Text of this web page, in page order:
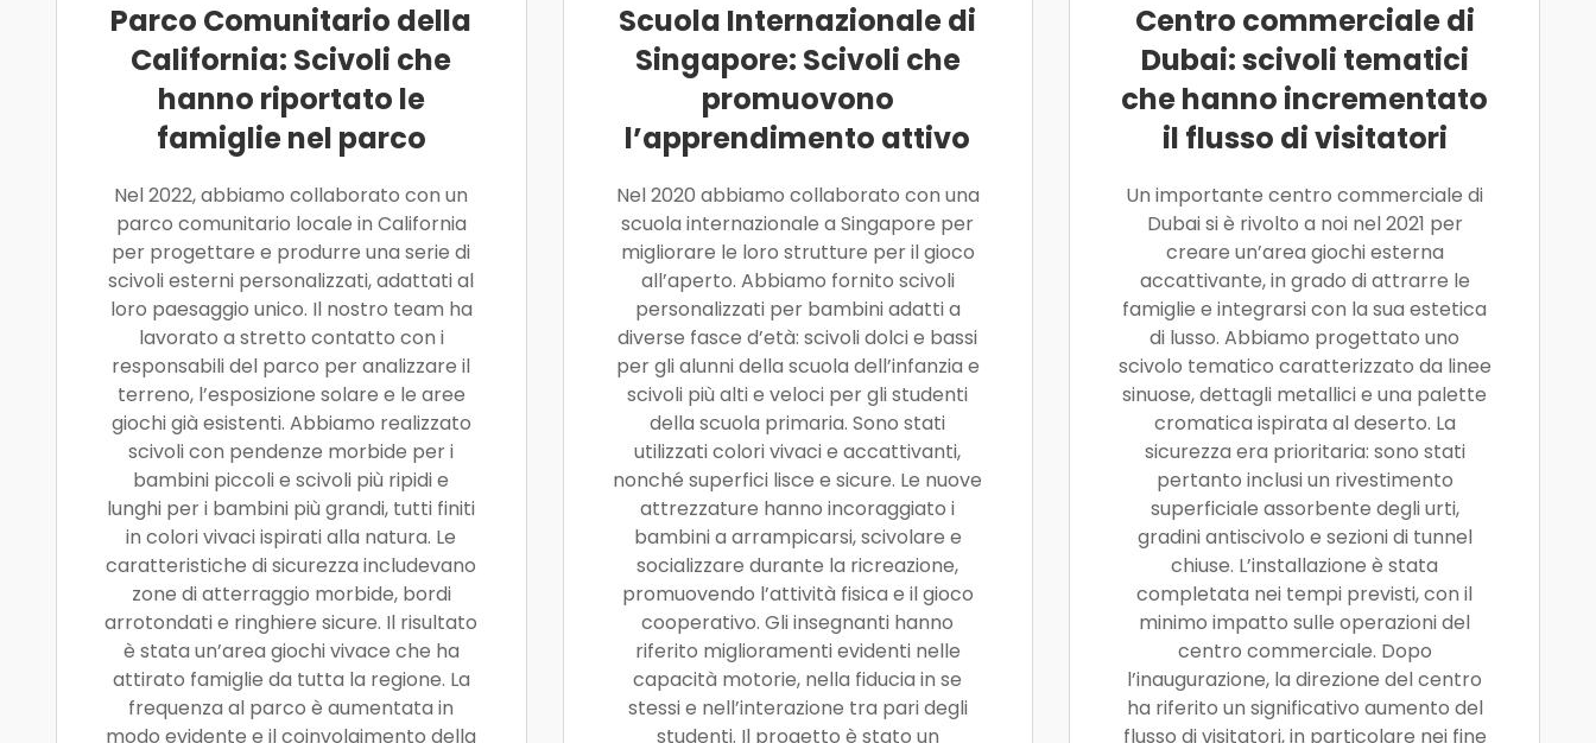
Parco Comunitario della
California: Scivoli che
hanno riportato le
famiglie nel parco
Nel 2022, abbiamo collaborato con un
parco comunitario locale in California
per progettare e produrre una serie di
scivoli esterni personalizzati, adattati al
loro paesaggio unico. Il nostro team ha
lavorato a stretto contatto con i
responsabili del parco per analizzare il
terreno, l’esposizione solare e le aree
giochi già esistenti. Abbiamo realizzato
scivoli con pendenze morbide per i
bambini piccoli e scivoli più ripidi e
lunghi per i bambini più grandi, tutti finiti
in colori vivaci ispirati alla natura. Le
caratteristiche di sicurezza includevano
zone di atterraggio morbide, bordi
arrotondati e ringhiere sicure. Il risultato
è stata un’area giochi vivace che ha
attirato famiglie da tutta la regione. La
frequenza al parco è aumentata in
modo evidente e il coinvolgimento della
Scuola Internazionale di
Singapore: Scivoli che
promuovono
l’apprendimento attivo
Nel 2020 abbiamo collaborato con una
scuola internazionale a Singapore per
migliorare le loro strutture per il gioco
all’aperto. Abbiamo fornito scivoli
personalizzati per bambini adatti a
diverse fasce d’età: scivoli dolci e bassi
per gli alunni della scuola dell’infanzia e
scivoli più alti e veloci per gli studenti
della scuola primaria. Sono stati
utilizzati colori vivaci e accattivanti,
nonché superfici lisce e sicure. Le nuove
attrezzature hanno incoraggiato i
bambini a arrampicarsi, scivolare e
socializzare durante la ricreazione,
promuovendo l’attività fisica e il gioco
cooperativo. Gli insegnanti hanno
riferito miglioramenti evidenti nelle
capacità motorie, nella fiducia in se
stessi e nell’interazione tra pari degli
studenti. Il progetto è stato un
Centro commerciale di
Dubai: scivoli tematici
che hanno incrementato
il flusso di visitatori
Un importante centro commerciale di
Dubai si è rivolto a noi nel 2021 per
creare un’area giochi esterna
accattivante, in grado di attrarre le
famiglie e integrarsi con la sua estetica
di lusso. Abbiamo progettato uno
scivolo tematico caratterizzato da linee
sinuose, dettagli metallici e una palette
cromatica ispirata al deserto. La
sicurezza era prioritaria: sono stati
pertanto inclusi un rivestimento
superficiale assorbente degli urti,
gradini antiscivolo e sezioni di tunnel
chiuse. L’installazione è stata
completata nei tempi previsti, con il
minimo impatto sulle operazioni del
centro commerciale. Dopo
l’inaugurazione, la direzione del centro
ha riferito un significativo aumento del
flusso di visitatori, in particolare nei fine